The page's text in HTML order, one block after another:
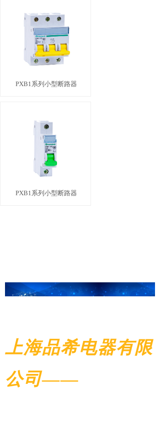
PXB1系列小型断路器
PXB1系列小型断路器
上海品希电器有限
公司——